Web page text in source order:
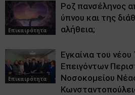
Επικαιρότητα
Ροζ πανσέληνος
ύπνου και της
αλήθεια;
Επικαιρότητα
Εγκαίνια του
Επειγόντων
Νοσοκομείου